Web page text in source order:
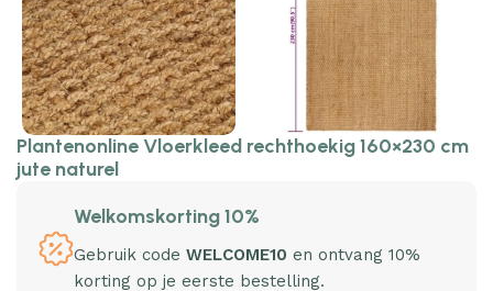
Plantenonline Vloerkleed rechthoekig 160×230 cm
jute naturel
Welkomskorting 10%
Gebruik code WELCOME10 en ontvang 10%
korting op je eerste bestelling.